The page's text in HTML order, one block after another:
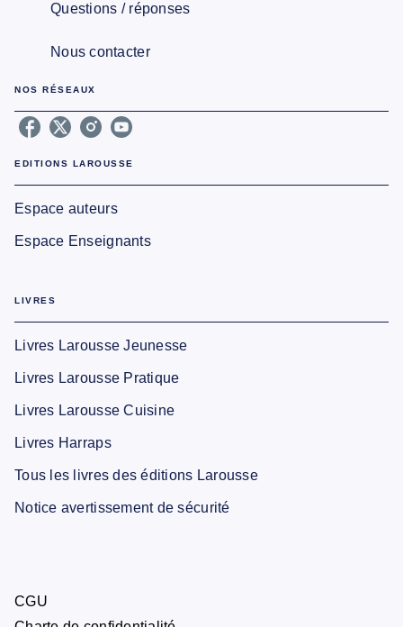
Questions / réponses
Nous contacter
NOS RÉSEAUX
EDITIONS LAROUSSE
Espace auteurs
Espace Enseignants
LIVRES
Livres Larousse Jeunesse
Livres Larousse Pratique
Livres Larousse Cuisine
Livres Harraps
Tous les livres des éditions Larousse
Notice avertissement de sécurité
CGU